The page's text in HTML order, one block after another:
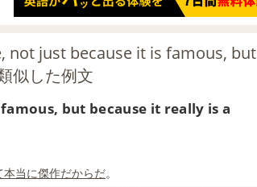
not just because it is famous, but
似した例文
but because it really is a
本当に傑作だからだ。